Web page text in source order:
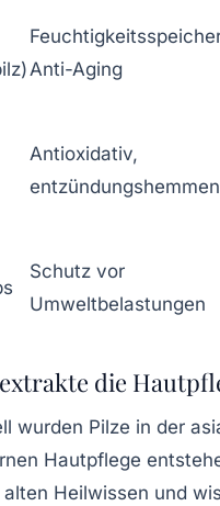
Anti-Aging
Antioxidativ,
Schutz vor
Umweltbelastungen
die
wurden Pilze in der
Hautpflege
Heilwissen und